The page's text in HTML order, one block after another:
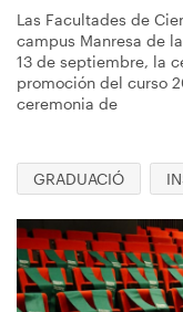
Las Facultades de
campus Manresa de
13 de septiembre, la
promoción del curso
ceremonia de
GRADUACIÓ
Imagen